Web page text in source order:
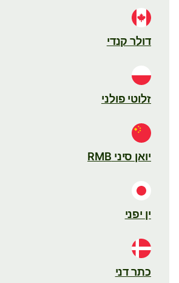
דולר קנדי
זלוטי פולני
יואן סיני RMB
ין יפני
כתר דני